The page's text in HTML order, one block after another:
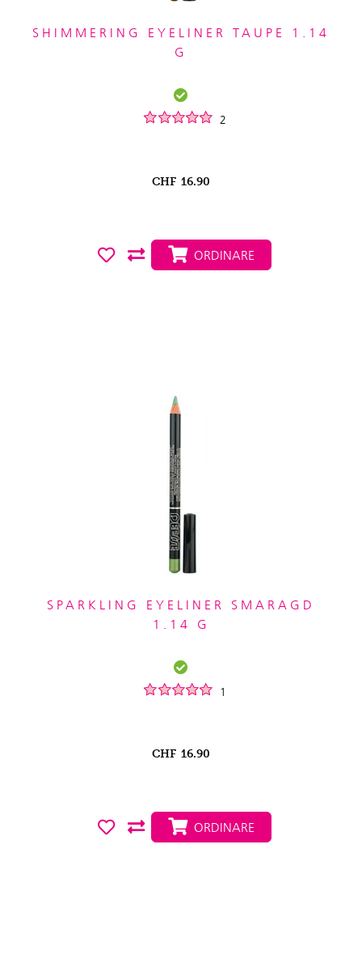
SHIMMERING EYELINER TAUPE 1.14
G
2
CHF 16.90
ORDINARE
SPARKLING EYELINER SMARAGD
1.14 G
1
CHF 16.90
ORDINARE